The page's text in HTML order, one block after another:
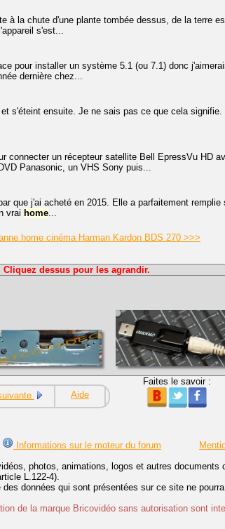
à la chute d'une plante tombée dessus, de la terre
s'est...
pour installer un système 5.1 (ou 7.1) donc
dernière chez...
s'éteint ensuite. Je ne sais pas ce que cela
connecter un récepteur satellite Bell EpressVu HD
Panasonic, un VHS Sony puis...
que j'ai acheté en 2015. Elle a parfaitement
vrai home...
home cinéma Harman Kardon BDS 270 >>>
dessus pour les agrandir.
Aide
Faites le savoir :
Informations sur le moteur du forum
photos, animations, logos et autres documents
L.122-4).
données qui sont présentées sur ce site ne
de la marque Bricovidéo sans autorisation sont